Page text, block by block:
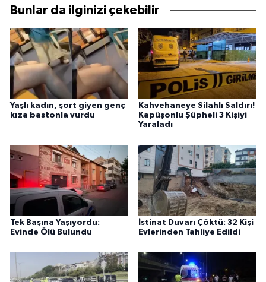
Bunlar da ilginizi çekebilir
Yaşlı kadın, şort giyen genç
kıza bastonla vurdu
Kahvehaneye Silahlı Saldırı!
Kapüşonlu Şüpheli 3 Kişiyi
Yaraladı
Tek Başına Yaşıyordu:
Evinde Ölü Bulundu
İstinat Duvarı Çöktü: 32 Kişi
Evlerinden Tahliye Edildi